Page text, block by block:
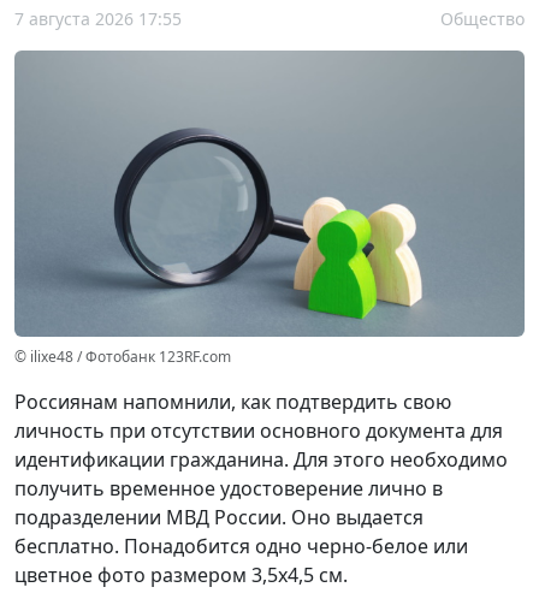
7 августа 2026 17:55 Общество
© ilixe48 / Фотобанк 123RF.com
Россиянам напомнили, как подтвердить свою
личность при отсутствии основного документа для
идентификации гражданина. Для этого необходимо
получить временное удостоверение лично в
подразделении МВД России. Оно выдается
бесплатно. Понадобится одно черно-белое или
цветное фото размером 3,5x4,5 см.